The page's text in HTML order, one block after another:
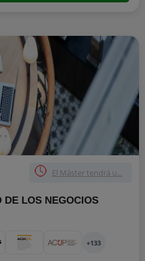
El Máster tendrá u...
DE LOS NEGOCIOS
+133